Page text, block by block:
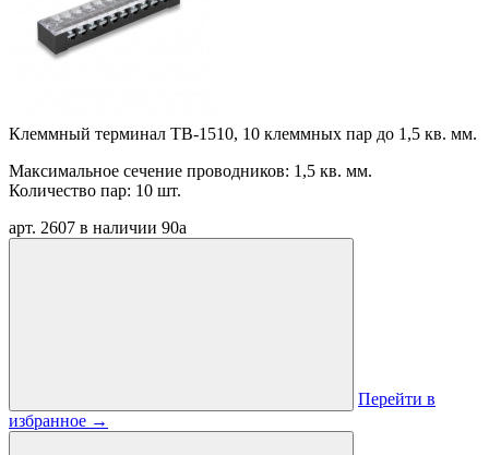
Клеммный терминал TB-1510, 10 клеммных пар до 1,5 кв. мм.
Максимальное сечение проводников: 1,5 кв. мм.
Количество пар: 10 шт.
арт. 2607 в наличии 90a
Перейти в
избранное →